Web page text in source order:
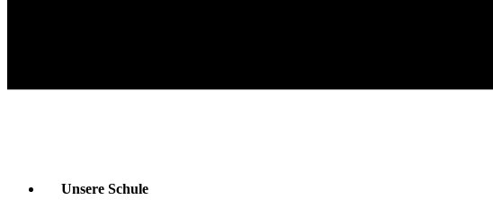
Unsere Schule